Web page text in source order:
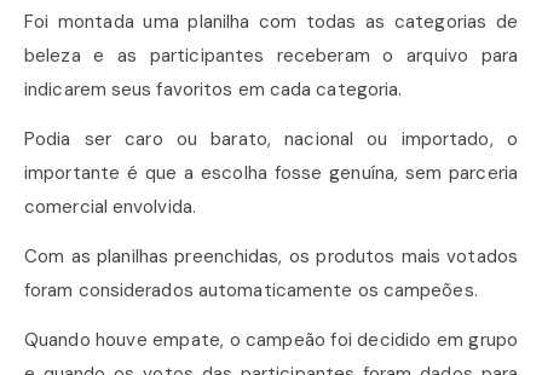
Foi montada uma planilha com todas as categorias de
beleza e as participantes receberam o arquivo para
indicarem seus favoritos em cada categoria.
Podia ser caro ou barato, nacional ou importado, o
importante é que a escolha fosse genuína, sem parceria
comercial envolvida.
Com as planilhas preenchidas, os produtos mais votados
foram considerados automaticamente os campeões.
Quando houve empate, o campeão foi decidido em grupo